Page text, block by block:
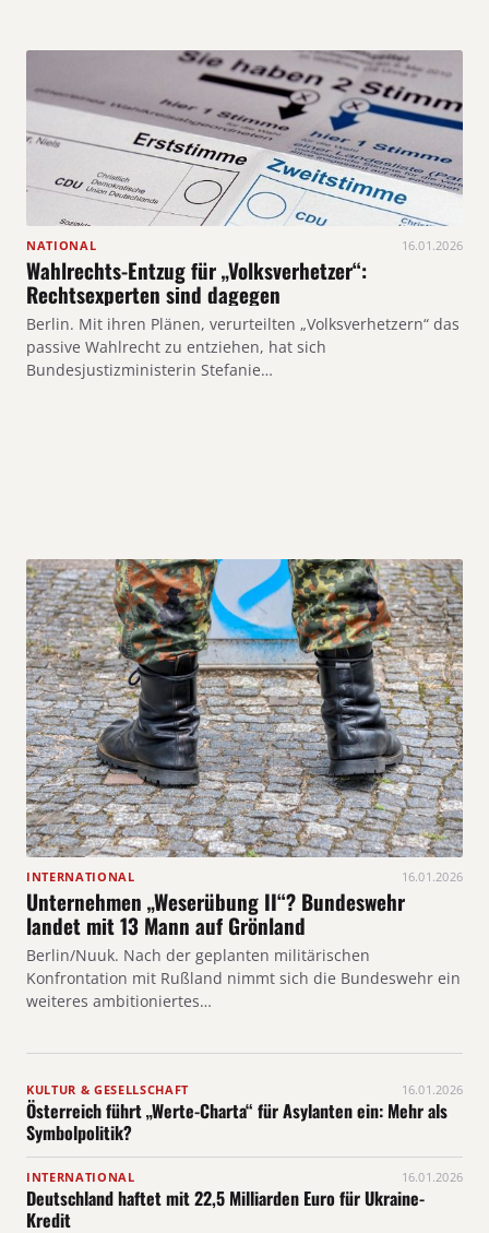
NATIONAL 16.01.2026
Wahlrechts-Entzug für „Volksverhetzer“:
Rechtsexperten sind dagegen
Berlin. Mit ihren Plänen, verurteilten „Volksverhetzern“ das
passive Wahlrecht zu entziehen, hat sich
Bundesjustizministerin Stefanie…
INTERNATIONAL 16.01.2026
Unternehmen „Weserübung II“? Bundeswehr
landet mit 13 Mann auf Grönland
Berlin/Nuuk. Nach der geplanten militärischen
Konfrontation mit Rußland nimmt sich die Bundeswehr ein
weiteres ambitioniertes…
KULTUR & GESELLSCHAFT 16.01.2026
Österreich führt „Werte-Charta“ für Asylanten ein: Mehr als
Symbolpolitik?
INTERNATIONAL 16.01.2026
Deutschland haftet mit 22,5 Milliarden Euro für Ukraine-
Kredit